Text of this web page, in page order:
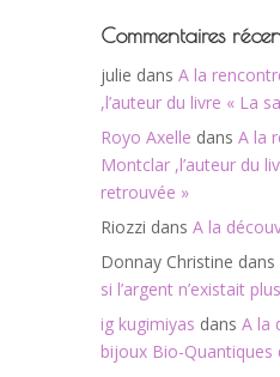
Commentaires
julie dans A la
,l’auteur du livre « La
Royo Axelle dans A la
Montclar ,l’auteur du
retrouvée »
Riozzi dans A la
Donnay Christine dans
si l’argent n’existait
ig kugimiyas dans A la
bijoux Bio-Quantiques